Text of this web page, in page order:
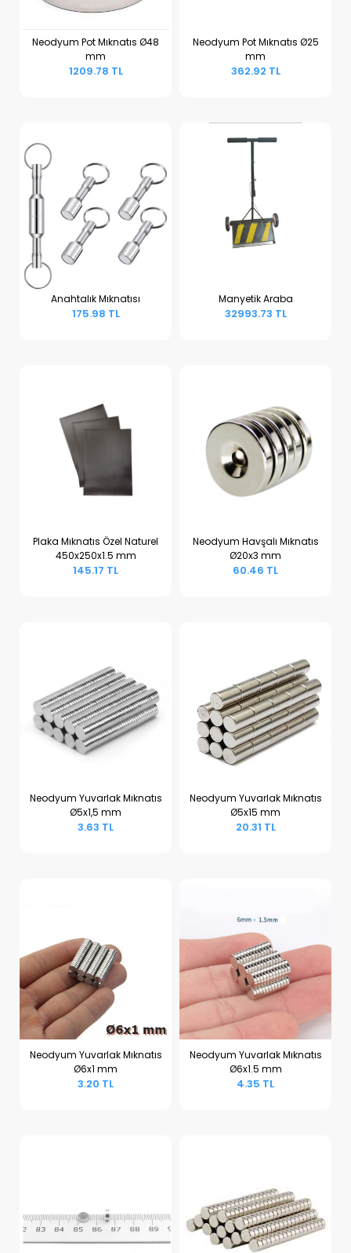
Sepete Ekle
Neodyum Pot Mıknatıs Ø48
mm
1209.78 TL
Sepete Ekle
Neodyum Pot Mıknatıs Ø25
mm
362.92 TL
Sepete Ekle
Anahtalık Mıknatısı
175.98 TL Sepete Ekle
Manyetik Araba
32993.73 TL
Sepete Ekle
Plaka Mıknatıs Özel Naturel
450x250x1.5 mm
145.17 TL
Sepete Ekle
Neodyum Havşalı Mıknatıs
Ø20x3 mm
60.46 TL
Sepete Ekle
Neodyum Yuvarlak Mıknatıs
Ø5x1,5 mm
3.63 TL
Sepete Ekle
Neodyum Yuvarlak Mıknatıs
Ø5x15 mm
20.31 TL
Sepete Ekle
Neodyum Yuvarlak Mıknatıs
Ø6x1 mm
3.20 TL
Sepete Ekle
Neodyum Yuvarlak Mıknatıs
Ø6x1.5 mm
4.35 TL